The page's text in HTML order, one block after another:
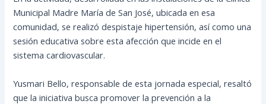
Municipal Madre María de San José, ubicada en esa
comunidad, se realizó despistaje hipertensión, así como una
sesión educativa sobre esta afección que incide en el
sistema cardiovascular.
Yusmari Bello, responsable de esta jornada especial, resaltó
que la iniciativa busca promover la prevención a la